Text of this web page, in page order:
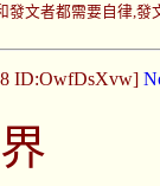
發文者都需要自律,發
ID:OwfDsXvw]